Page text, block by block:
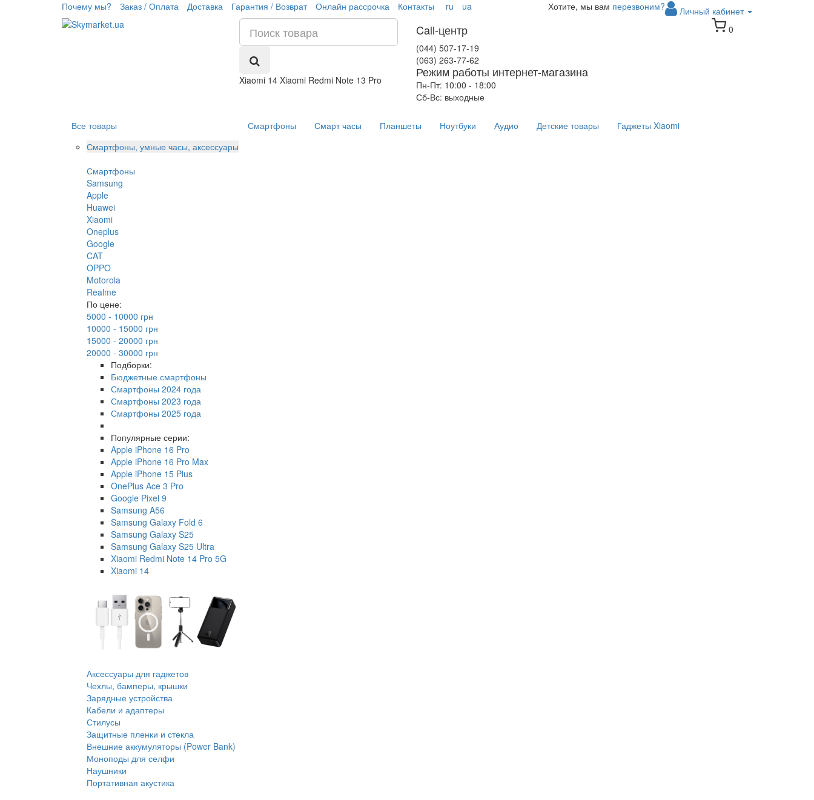
Почему мы? Заказ / Оплата Доставка Гарантия / Возврат Онлайн рассрочка Контакты ru ua Личный кабинет
Хотите, мы вам перезвоним?
Xiaomi 14 Xiaomi Redmi Note 13 Pro
Call-центр
(044) 507-17-19
(063) 263-77-62
Режим работы интернет-магазина
Пн-Пт: 10:00 - 18:00
Сб-Вс: выходные
0
Все товары
Смартфоны, умные часы, аксессуары
Смартфоны
Samsung
Apple
Huawei
Xiaomi
Oneplus
Google
CAT
OPPO
Motorola
Realme
По цене:
5000 - 10000 грн
10000 - 15000 грн
15000 - 20000 грн
20000 - 30000 грн
Подборки:
Бюджетные смартфоны
Смартфоны 2024 года
Смартфоны 2023 года
Смартфоны 2025 года
Популярные серии:
Apple iPhone 16 Pro
Apple iPhone 16 Pro Max
Apple iPhone 15 Plus
OnePlus Ace 3 Pro
Google Pixel 9
Samsung A56
Samsung Galaxy Fold 6
Samsung Galaxy S25
Samsung Galaxy S25 Ultra
Xiaomi Redmi Note 14 Pro 5G
Xiaomi 14
Аксессуары для гаджетов
Чехлы, бамперы, крышки
Зарядные устройства
Кабели и адаптеры
Стилусы
Защитные пленки и стекла
Внешние аккумуляторы (Power Bank)
Моноподы для селфи
Наушники
Портативная акустика
Смартфоны Смарт часы Планшеты Ноутбуки Аудио Детские товары Гаджеты Xiaomi